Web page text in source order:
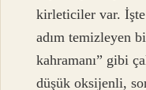
kirleticiler var.
adım temizleyen
kahramanı” gibi
düşük oksijenli,